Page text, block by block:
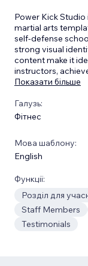
Power Kick
martial arts
self-defense
strong visual
content make it
instructors,
Показати більше
Галузь:
Фітнес
Мова шаблону:
English
Функції:
Розділ для
Staff Members
Testimonials